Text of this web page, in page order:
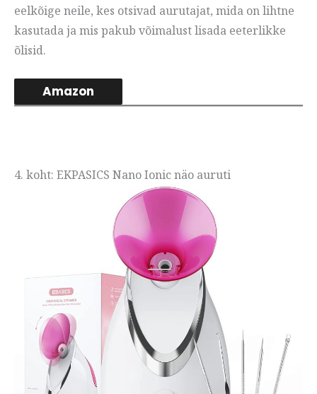
eelkõige neile, kes otsivad aurutajat, mida on lihtne
kasutada ja mis pakub võimalust lisada eeterlikke
õlisid.
Amazon
4. koht: EKPASICS Nano Ionic näo auruti